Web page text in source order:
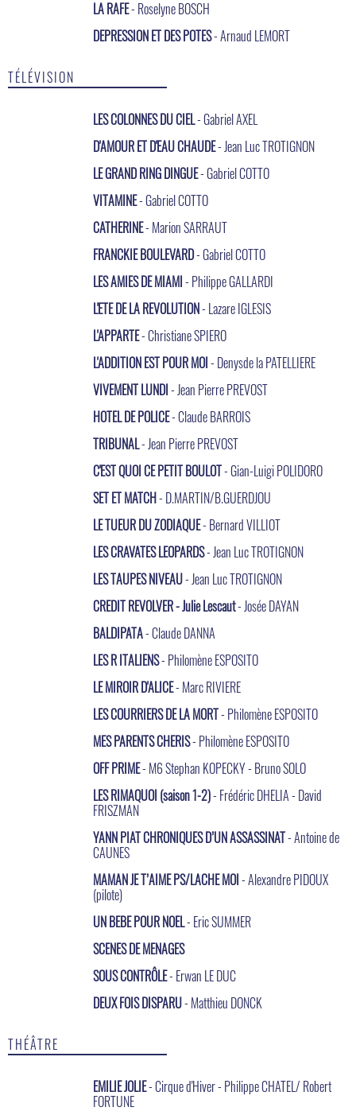
LA RAFE- Roselyne BOSCH
DEPRESSION ET DES POTES- Arnaud LEMORT
TÉLÉVISION
LES COLONNES DU CIEL- Gabriel AXEL
D'AMOUR ET D'EAU CHAUDE- Jean Luc TROTIGNON
LE GRAND RING DINGUE- Gabriel COTTO
VITAMINE- Gabriel COTTO
CATHERINE- Marion SARRAUT
FRANCKIE BOULEVARD- Gabriel COTTO
LES AMIES DE MIAMI- Philippe GALLARDI
L'ETE DE LA REVOLUTION- Lazare IGLESIS
L'APPARTE- Christiane SPIERO
L'ADDITION EST POUR MOI- Denysde la PATELLIERE
VIVEMENT LUNDI- Jean Pierre PREVOST
HOTEL DE POLICE- Claude BARROIS
TRIBUNAL- Jean Pierre PREVOST
C'EST QUOI CE PETIT BOULOT- Gian-Luigi POLIDORO
SET ET MATCH- D.MARTIN/B.GUERDJOU
LE TUEUR DU ZODIAQUE- Bernard VILLIOT
LES CRAVATES LEOPARDS- Jean Luc TROTIGNON
LES TAUPES NIVEAU- Jean Luc TROTIGNON
CREDIT REVOLVER - Julie Lescaut- Josée DAYAN
BALDIPATA- Claude DANNA
LES R ITALIENS- Philomène ESPOSITO
LE MIROIR D'ALICE- Marc RIVIERE
LES COURRIERS DE LA MORT- Philomène ESPOSITO
MES PARENTS CHERIS- Philomène ESPOSITO
OFF PRIME- M6 Stephan KOPECKY - Bruno SOLO
LES RIMAQUOI (saison 1-2)- Frédéric DHELIA - David
FRISZMAN
YANN PIAT CHRONIQUES D’UN ASSASSINAT- Antoine de
CAUNES
MAMAN JE T’AIME PS/LACHE MOI- Alexandre PIDOUX
(pilote)
UN BEBE POUR NOEL- Eric SUMMER
SCENES DE MENAGES
SOUS CONTRÔLE- Erwan LE DUC
DEUX FOIS DISPARU- Matthieu DONCK
THÉÂTRE
EMILIE JOLIE- Cirque d'Hiver - Philippe CHATEL/ Robert
FORTUNE